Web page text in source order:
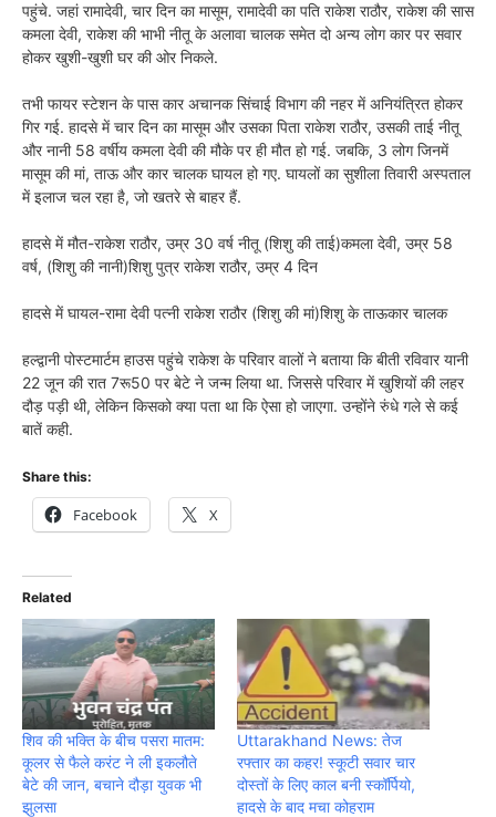
पहुंचे. जहां रामादेवी, चार दिन का मासूम, रामादेवी का पति राकेश राठौर, राकेश की सास
कमला देवी, राकेश की भाभी नीतू के अलावा चालक समेत दो अन्य लोग कार पर सवार
होकर खुशी-खुशी घर की ओर निकले.
तभी फायर स्टेशन के पास कार अचानक सिंचाई विभाग की नहर में अनियंत्रित होकर
गिर गई. हादसे में चार दिन का मासूम और उसका पिता राकेश राठौर, उसकी ताई नीतू
और नानी 58 वर्षीय कमला देवी की मौके पर ही मौत हो गई. जबकि, 3 लोग जिनमें
मासूम की मां, ताऊ और कार चालक घायल हो गए. घायलों का सुशीला तिवारी अस्पताल
में इलाज चल रहा है, जो खतरे से बाहर हैं.
हादसे में मौत-राकेश राठौर, उम्र 30 वर्ष नीतू (शिशु की ताई)कमला देवी, उम्र 58
वर्ष, (शिशु की नानी)शिशु पुत्र राकेश राठौर, उम्र 4 दिन
हादसे में घायल-रामा देवी पत्नी राकेश राठौर (शिशु की मां)शिशु के ताऊकार चालक
हल्द्वानी पोस्टमार्टम हाउस पहुंचे राकेश के परिवार वालों ने बताया कि बीती रविवार यानी
22 जून की रात 7रू50 पर बेटे ने जन्म लिया था. जिससे परिवार में खुशियों की लहर
दौड़ पड़ी थी, लेकिन किसको क्या पता था कि ऐसा हो जाएगा. उन्होंने रुंधे गले से कई
बातें कही.
Share this:
Facebook X
Related
शिव की भक्ति के बीच पसरा मातम:
कूलर से फैले करंट ने ली इकलौते
बेटे की जान, बचाने दौड़ा युवक भी
झुलसा
Uttarakhand News: तेज
रफ्तार का कहर! स्कूटी सवार चार
दोस्तों के लिए काल बनी स्कॉर्पियो,
हादसे के बाद मचा कोहराम